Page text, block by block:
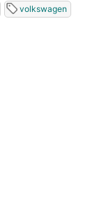
volkswagen